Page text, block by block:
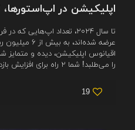
اپلیکیشن در اپ‌استورها، ۲۰۲۴
تا سال ۲۰۲۴، تعداد
اقیانوس اپلیکیشن، دیده و
را می‌طلبد! شما ۲ راه برای افزایش بازدید
19